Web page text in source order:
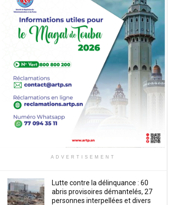
ADVERTISEMENT
Lutte contre la délinquance : 60
abris provisoires démantelés, 27
personnes interpellées et divers